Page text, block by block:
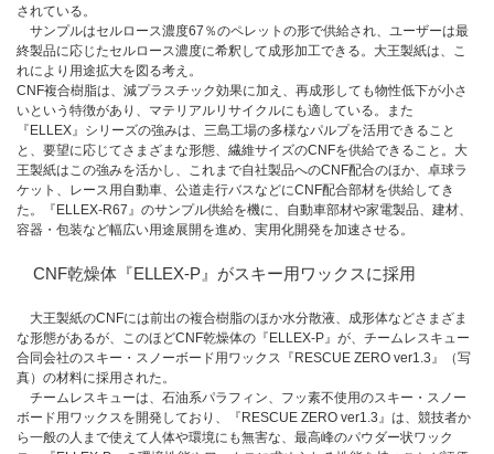
されている。
サンプルはセルロース濃度67％のペレットの形で供給され、ユーザーは最
終製品に応じたセルロース濃度に希釈して成形加工できる。大王製紙は、こ
れにより用途拡大を図る考え。
CNF複合樹脂は、減プラスチック効果に加え、再成形しても物性低下が小さ
いという特徴があり、マテリアルリサイクルにも適している。また
『ELLEX』シリーズの強みは、三島工場の多様なパルプを活用できること
と、要望に応じてさまざまな形態、繊維サイズのCNFを供給できること。大
王製紙はこの強みを活かし、これまで自社製品へのCNF配合のほか、卓球ラ
ケット、レース用自動車、公道走行バスなどにCNF配合部材を供給してき
た。『ELLEX-R67』のサンプル供給を機に、自動車部材や家電製品、建材、
容器・包装など幅広い用途展開を進め、実用化開発を加速させる。
CNF乾燥体『ELLEX-P』がスキー用ワックスに採用
大王製紙のCNFには前出の複合樹脂のほか水分散液、成形体などさまざま
な形態があるが、このほどCNF乾燥体の『ELLEX-P』が、チームレスキュー
合同会社のスキー・スノーボード用ワックス『RESCUE ZERO ver1.3』（写
真）の材料に採用された。
チームレスキューは、石油系パラフィン、フッ素不使用のスキー・スノー
ボード用ワックスを開発しており、『RESCUE ZERO ver1.3』は、競技者か
ら一般の人まで使えて人体や環境にも無害な、最高峰のパウダー状ワック